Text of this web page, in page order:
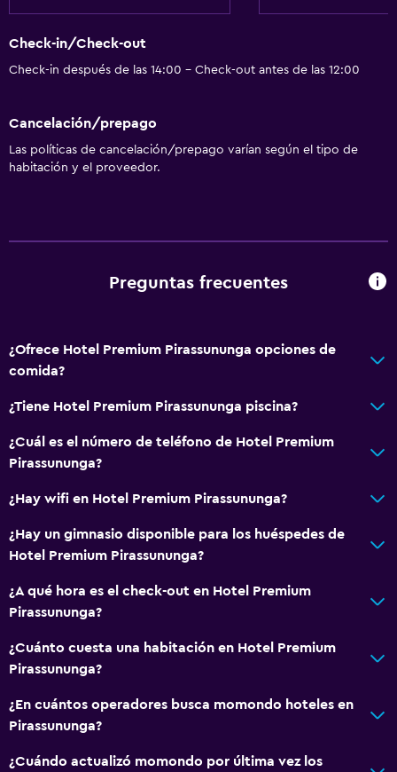
Unidad accesible para personas en silla de ruedas
Hipoalergénico
Almohada sin plumas
Áreas designadas para fumadores
Servicios y facilidades
Centro de negocios
Servicio de despertador
Caja fuerte
Instalaciones para reuniones
Servicio de habitaciones
Acceso con llave
Botella de agua
Recepción 24 horas
Ducha
Check-in/Check-out
Check-in después de las 14:00 - Check-out antes de las 12:00
Cancelación/prepago
Las políticas de cancelación/prepago varían según el tipo de
habitación y el proveedor.
Preguntas frecuentes
¿Ofrece Hotel Premium Pirassununga opciones de
comida?
¿Tiene Hotel Premium Pirassununga piscina?
¿Cuál es el número de teléfono de Hotel Premium
Pirassununga?
¿Hay wifi en Hotel Premium Pirassununga?
¿Hay un gimnasio disponible para los huéspedes de
Hotel Premium Pirassununga?
¿A qué hora es el check-out en Hotel Premium
Pirassununga?
¿Cuánto cuesta una habitación en Hotel Premium
Pirassununga?
¿En cuántos operadores busca momondo hoteles en
Pirassununga?
¿Cuándo actualizó momondo por última vez los